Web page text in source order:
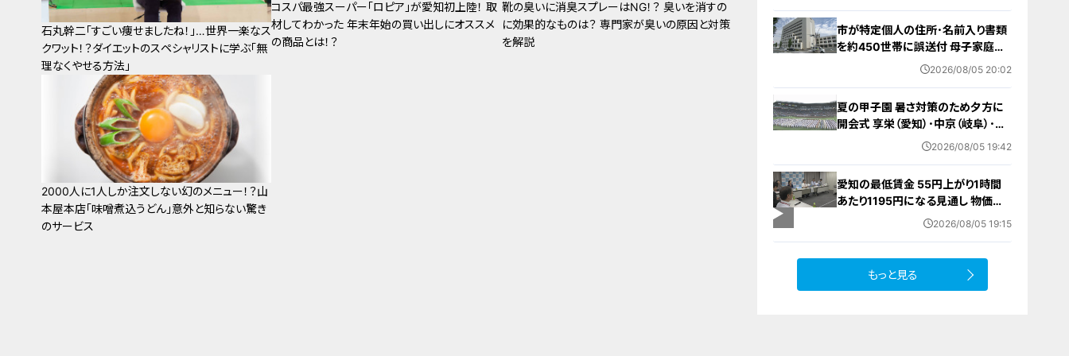
石丸幹二「すごい痩せましたね！」…世界一楽なス
クワット！？ダイエットのスペシャリストに学ぶ「無
理なくやせる方法」
コスパ最強スーパー「ロピア」が愛知初上陸！ 取
材してわかった 年末年始の買い出しにオススメ
の商品とは！？
靴の臭いに消臭スプレーはNG！？ 臭いを消すの
に効果的なものは？ 専門家が臭いの原因と対策
を解説
2000人に1人しか注文しない幻のメニュー！？山
本屋本店「味噌煮込うどん」意外と知らない驚き
のサービス
市が特定個人の住所･名前入り書類
を約450世帯に誤送付 母子家庭が
医療助成費受ける更新手続きの“見
2026/08/05 20:02
夏の甲子園 暑さ対策のため夕方に
開会式 享栄（愛知）･中京（岐阜）･三
重（三重）の球児たちも晴れやかな表
2026/08/05 19:42
愛知の最低賃金 55円上がり1時間
あたり1195円になる見通し 物価高
で｢もっと上げてほしい｣の声…一方
2026/08/05 19:15
もっと見る